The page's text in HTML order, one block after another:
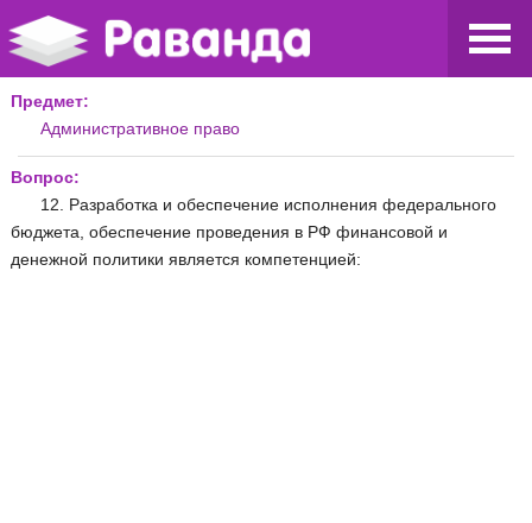
Предмет:
Административное право
Вопрос:
12. Разработка и обеспечение исполнения федерального
бюджета, обеспечение проведения в РФ финансовой и
денежной политики является компетенцией: